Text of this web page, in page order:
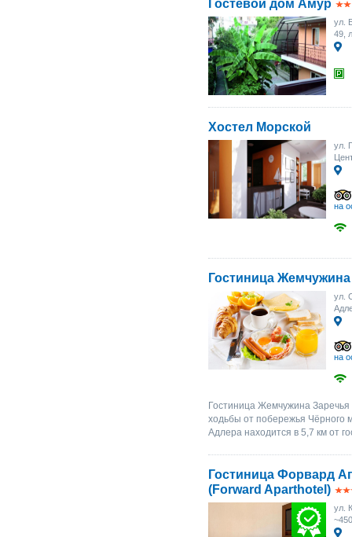
Гостевой дом Амур
ул.
49,
Хостел Морской
ул.
на
Гостиница
ул.
на
Гостиница Жемчужина
ходьбы от побережья Чёрного
Адлера находится в 5,7 км от
Гостиница Форвард
(Forward Aparthotel)
ул.